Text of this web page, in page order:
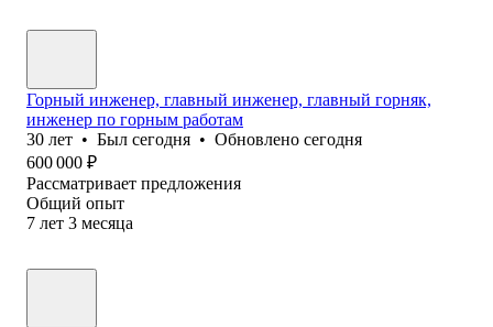
Горный инженер, главный инженер, главный горняк,
инженер по горным работам
30 лет • Был сегодня • Обновлено сегодня
600 000 ₽
Рассматривает предложения
Общий опыт
7 лет 3 месяца